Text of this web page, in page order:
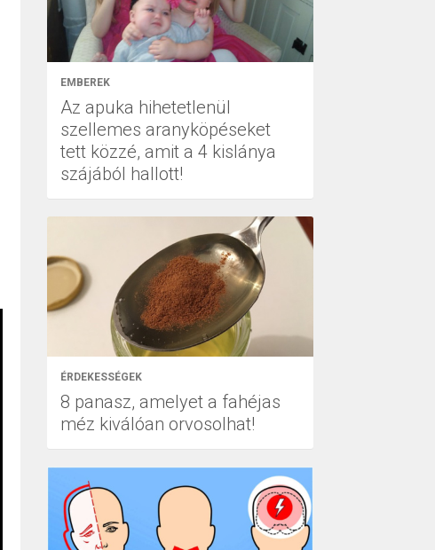
EMBEREK
Az apuka hihetetlenül
szellemes aranyköpéseket
tett közzé, amit a 4 kislánya
szájából hallott!
ÉRDEKESSÉGEK
8 panasz, amelyet a fahéjas
méz kiválóan orvosolhat!